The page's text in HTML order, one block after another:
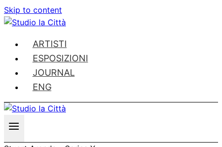
Skip to content
ARTISTI
ESPOSIZIONI
JOURNAL
ENG